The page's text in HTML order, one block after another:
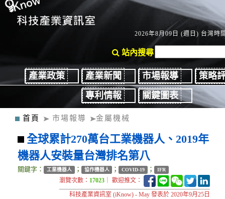
2026年8月09日 (週日) 台灣時
站內搜尋
產業政策 產業新聞 市場報導
策略
專利情報
關鍵圖表
首頁 市場報導 金屬機械
全球累計270萬台工業機器人、2019年
機器人安裝量台灣排名第八
關鍵字： 工業機器人 ； 協作機器人 ； COVID-19 ； IFR
瀏覽次數： 17023 ｜ 歡迎推文：
科技產業資訊室 (iKnow) - May 發表於 2020年9月25日